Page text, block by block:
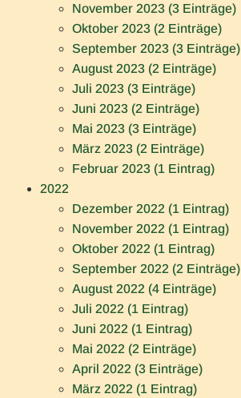
November 2023 (3 Einträge)
Oktober 2023 (2 Einträge)
September 2023 (3 Einträge)
August 2023 (2 Einträge)
Juli 2023 (3 Einträge)
Juni 2023 (2 Einträge)
Mai 2023 (3 Einträge)
März 2023 (2 Einträge)
Februar 2023 (1 Eintrag)
2022
Dezember 2022 (1 Eintrag)
November 2022 (1 Eintrag)
Oktober 2022 (1 Eintrag)
September 2022 (2 Einträge)
August 2022 (4 Einträge)
Juli 2022 (1 Eintrag)
Juni 2022 (1 Eintrag)
Mai 2022 (2 Einträge)
April 2022 (3 Einträge)
März 2022 (1 Eintrag)